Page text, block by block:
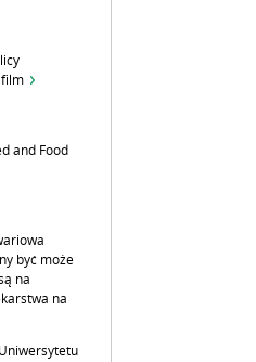
film
and Food
być może
na
na